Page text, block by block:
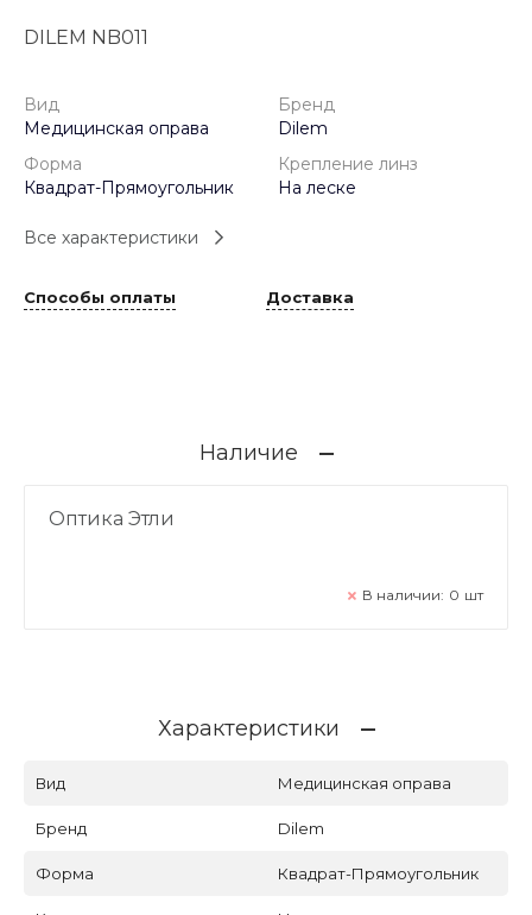
DILEM NB011
Вид
Медицинская оправа
Бренд
Dilem
Форма
Квадрат-Прямоугольник
Крепление линз
На леске
Все характеристики
Способы оплаты Доставка
Наличие
Оптика Этли
В наличии: 0 шт
Характеристики
Вид Медицинская оправа
Бренд Dilem
Форма Квадрат-Прямоугольник